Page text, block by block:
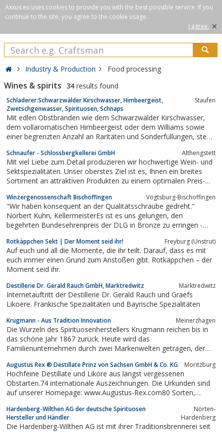
Axxus.eu uses cookies to provide you with the best possible service. If you
continue to the site, you agree to the cookie usage.
I agree. ×
Industry & Production Food processing
Wines & spirits 34 results found
Schladerer:Schwarzwälder Kirschwasser, Himbeergeist,
Zwetschgenwasser, Spirituosen, Schnaps
Staufen
Mit edlen Obstbränden wie dem Schwarzwälder Kirschwasser,
dem vollaromatischen Himbeergeist oder dem Williams sowie
einer begrenzten Anzahl an Raritäten und Sonderfüllungen, steht
1844 wie kaum eine andere Spirituosen-Marke für höchsten
Digestif-Genuss und ist mit der...
Schnaufer - Schlossbergkellerei GmbH Althengstett
Mit viel Liebe zum Detail produzieren wir hochwertige Wein- und
Sektspezialitäten. Unser oberstes Ziel ist es, Ihnen ein breites
Sortiment an attraktiven Produkten zu einem optimalen Preis-
Winzergenossenschaft Bischoffingen Vogtsburg-Bischoffingen
"Wir haben konsequent an der Qualitätsschraube gedreht."
Norbert Kuhn, KellermeisterEs ist es uns gelungen, den
begehrten Bundesehrenpreis der DLG in Bronze zu erringen -
den Bischoffinger Winzern im Weinberg und des exzellenten
Ausbaus der Weine durch...
Rotkäppchen Sekt | Der Moment seid ihr! Freyburg (Unstrut)
Auf euch und all die Momente, die ihr teilt. Darauf, dass es mit
euch immer einen Grund zum Anstoßen gibt. Rotkäppchen – der
Moment seid ihr.
Destillerie Dr. Gerald Rauch GmbH, Marktredwitz Marktredwitz
Internetauftritt der Destillerie Dr. Gerald Rauch und Graefs
Likoere. Fränkische Spezialitäten und Bayrische Spezialitäten
Krugmann - Aus Tradition Innovation Meinerzhagen
Die Wurzeln des Spirituosenherstellers Krugmann reichen bis in
das schöne Jahr 1867 zurück. Heute wird das
Familienunternehmen durch zwei Markenwelten getragen, der
Augustus Rex ® Destillate Prinz von Sachsen GmbH & Co. KG Moritzburg
Hochfeine Destillate und Liköre aus längst vergessenen
Obstarten.74 internationale Auszeichnungen. Die Urkunden sind
auf unserer Homepage: www.Augustus-Rex.com80 Sorten,
ausgetrunken sind.
Hardenberg-Wilthen AG der deutsche Spirituosen
Hersteller und Händler
Nörten-
Hardenberg
Die Hardenberg-Wilthen AG ist mit ihrer Traditionsbrennerei seit